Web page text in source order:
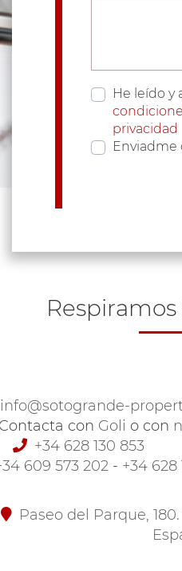
He leído y
privacidad
Enviadme
info@sotogrande-
con Goli o con
+34 628 130 853
609 573 202 - +34 628
Paseo del Parque,